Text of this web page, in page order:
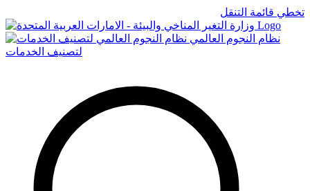
تخطي قائمة التنقل
Logo
نظام النجوم العالمي
لتصنيف الخدمات